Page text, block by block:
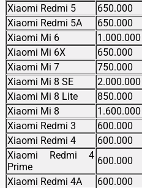
Xiaomi Redmi 5
650.000
Xiaomi Redmi 5A
650.000
Xiaomi Mi 6
1.000.000
Xiaomi Mi 6X
650.000
Xiaomi Mi 7
750.000
Xiaomi Mi 8 SE
2.000.000
Xiaomi Mi 8 Lite
850.000
Xiaomi Mi 8
1.600.000
Xiaomi Redmi 3
600.000
Xiaomi Redmi 4
600.000
Xiaomi Redmi 4
Prime
600.000
Xiaomi Redmi 4A
600.000